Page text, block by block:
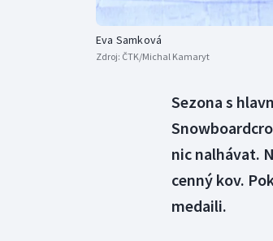
Eva Samková
Zdroj: ČTK/Michal Kamaryt
Sezona s
nic nalhávat.
cenný kov.
medaili.